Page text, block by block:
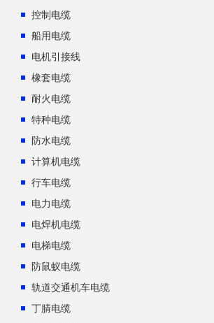
控制电缆
船用电缆
电机引接线
橡套电缆
耐火电缆
特种电缆
防水电缆
计算机电缆
行车电缆
电力电缆
电焊机电缆
电梯电缆
防鼠蚁电缆
轨道交通机车电缆
丁腈电缆